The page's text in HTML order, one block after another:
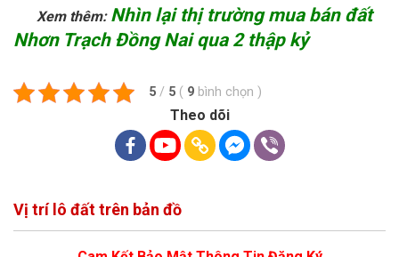
Xem thêm: Nhìn lại thị trường mua bán đất
Nhơn Trạch Đồng Nai qua 2 thập kỷ
5 / 5 ( 9 bình chọn )
Theo dõi
Vị trí lô đất trên bản đồ